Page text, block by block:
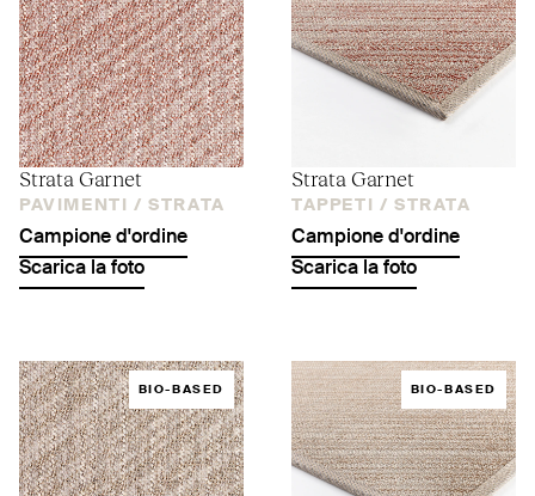
Strata Garnet
PAVIMENTI / STRATA
Campione d'ordine
Scarica la foto
Strata Garnet
TAPPETI / STRATA
Campione d'ordine
Scarica la foto
BIO-BASED BIO-BASED